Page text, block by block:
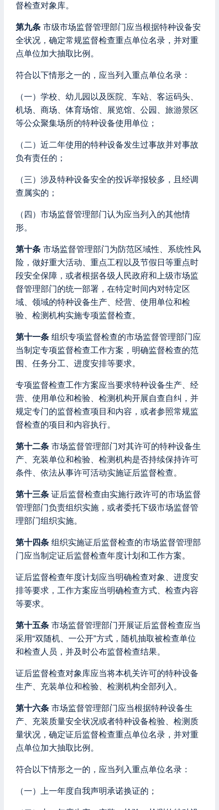
督检查对象库。
第九条 市级市场监督管理部门应当根据特种设备安
全状况，确定常规监督检查重点单位名录，并对重
点单位加大抽取比例。
符合以下情形之一的，应当列入重点单位名录：
（一）学校、幼儿园以及医院、车站、客运码头、
机场、商场、体育场馆、展览馆、公园、旅游景区
等公众聚集场所的特种设备使用单位；
（二）近二年使用的特种设备发生过事故并对事故
负有责任的；
（三）涉及特种设备安全的投诉举报较多，且经调
查属实的；
（四）市场监督管理部门认为应当列入的其他情
形。
第十条 市场监督管理部门为防范区域性、系统性风
险，做好重大活动、重点工程以及节假日等重点时
段安全保障，或者根据各级人民政府和上级市场监
督管理部门的统一部署，在特定时间内对特定区
域、领域的特种设备生产、经营、使用单位和检
验、检测机构实施专项监督检查。
第十一条 组织专项监督检查的市场监督管理部门应
当制定专项监督检查工作方案，明确监督检查的范
围、任务分工、进度安排等要求。
专项监督检查工作方案应当要求特种设备生产、经
营、使用单位和检验、检测机构开展自查自纠，并
规定专门的监督检查项目和内容，或者参照常规监
督检查的项目和内容执行。
第十二条 市场监督管理部门对其许可的特种设备生
产、充装单位和检验、检测机构是否持续保持许可
条件、依法从事许可活动实施证后监督检查。
第十三条 证后监督检查由实施行政许可的市场监督
管理部门负责组织实施，或者委托下级市场监督管
理部门组织实施。
第十四条 组织实施证后监督检查的市场监督管理部
门应当制定证后监督检查年度计划和工作方案。
证后监督检查年度计划应当明确检查对象、进度安
排等要求，工作方案应当明确检查方式、检查内容
等要求。
第十五条 市场监督管理部门开展证后监督检查应当
采用“双随机、一公开”方式，随机抽取被检查单位
和检查人员，并及时公布监督检查结果。
证后监督检查对象库应当将本机关许可的特种设备
生产、充装单位和检验、检测机构全部列入。
第十六条 市场监督管理部门应当根据特种设备生
产、充装质量安全状况或者特种设备检验、检测质
量状况，确定证后监督检查重点单位名录，并对重
点单位加大抽取比例。
符合以下情形之一的，应当列入重点单位名录：
（一）上一年度自我声明承诺换证的；